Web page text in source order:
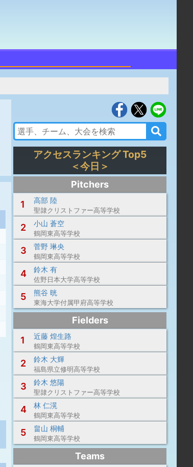
アクセスランキング Top5
＜今日＞
Pitchers
1
高部 陸
聖隷クリストファー高等学校
2 小山 蒼空
鶴岡東高等学校
3 菅野 琳央
鶴岡東高等学校
4 鈴木 有
佐野日本大学高等学校
5 熊谷 晄
東海大学付属甲府高等学校
Fielders
1
近藤 煌生路
鶴岡東高等学校
2 鈴木 大輝
福島県立修明高等学校
3 鈴木 悠陽
聖隷クリストファー高等学校
4 林 仁滉
鶴岡東高等学校
5 畠山 桐輔
鶴岡東高等学校
Teams